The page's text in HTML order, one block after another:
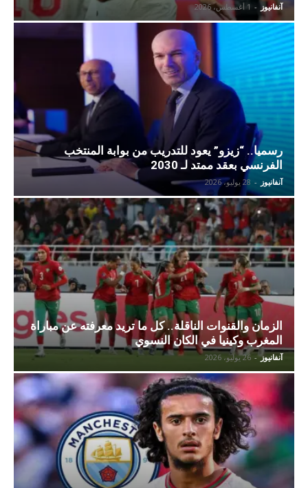
آنفانيوز - 1 أغسطس، 2026
رسميا.. “زيزو” يعود للتدريب من بوابة المنتخب
الفرنسي بعقد ممتد لـ 2030
آنفانيوز - 28 يوليو، 2026
الزمان والقنوات الناقلة.. كل ما تريد معرفته عن مباراة
المغرب وكينيا في الكان النسوي
آنفانيوز - 26 يوليو، 2026